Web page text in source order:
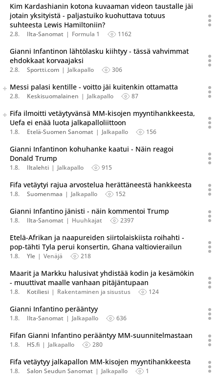
Kim Kardashianin kotona kuvaaman videon taustalle jäi
jotain yksityistä - paljastuiko kuohuttava totuus
suhteesta Lewis Hamiltoniin?
2.8. Ilta-Sanomat Formula 1 1162
Gianni Infantinon lähtölasku kiihtyy - tässä vahvimmat
ehdokkaat korvaajaksi
2.8. Sportti.com Jalkapallo 306
Seuraava uutinen on julkaistu useassa eri lähteessä.
Listaa uutisen kaikki versiot
Messi palasi kentille - voitto jäi kuitenkin ottamatta
2.8. Keskisuomalainen Jalkapallo 87
Seuraava uutinen on julkaistu useassa eri lähteessä.
Listaa uutisen kaikki versiot
Fifa ilmoitti vetäytyvänsä MM-kisojen myyntihankkeesta,
Uefa ei enää luota jalkapalloliittoon
1.8. Etelä-Suomen Sanomat Jalkapallo 156
Gianni Infantinon kohuhanke kaatui - Näin reagoi
Donald Trump
1.8. Iltalehti Jalkapallo 915
Fifa vetäytyi rajua arvostelua herättäneestä hankkeesta
1.8. Suomenmaa Jalkapallo 152
Gianni Infantino jänisti - näin kommentoi Trump
1.8. Ilta-Sanomat Huuhkajat 2397
Etelä-Afrikan ja naapureiden siirtolaiskiista roihahti -
pop-tähti Tyla perui konsertin, Ghana valtiovierailun
1.8. Yle Venäjä 218
Maarit ja Markku halusivat yhdistää kodin ja kesämökin
- muuttivat maalle vanhaan pitäjäntupaan
1.8. Kotiliesi Rakentaminen ja sisustus 124
Gianni Infantino perääntyy
1.8. Ilta-Sanomat Jalkapallo 636
Fifan Gianni Infantino perääntyy MM-suunnitelmastaan
1.8. HS.fi Jalkapallo 280
Fifa vetäytyy jalkapallon MM-kisojen myyntihankkeesta
1.8. Salon Seudun Sanomat Jalkapallo 1